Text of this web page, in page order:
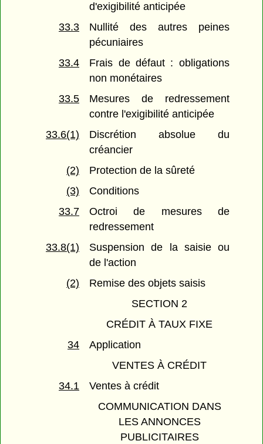
d'exigibilité anticipée
33.3
Nullité des autres peines
pécuniaires
33.4
Frais de défaut : obligations
non monétaires
33.5
Mesures de redressement
contre l'exigibilité anticipée
33.6(1)
Discrétion absolue du
créancier
(2)
Protection de la sûreté
(3)
Conditions
33.7
Octroi de mesures de
redressement
33.8(1)
Suspension de la saisie ou
de l'action
(2)
Remise des objets saisis
SECTION 2
CRÉDIT À TAUX FIXE
34
Application
VENTES À CRÉDIT
34.1
Ventes à crédit
COMMUNICATION DANS
LES ANNONCES
PUBLICITAIRES